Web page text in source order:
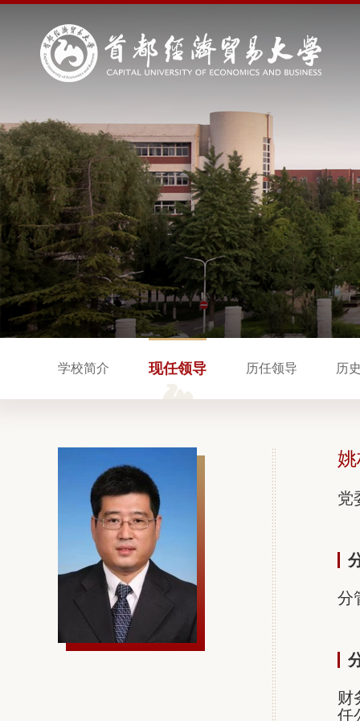
学校简介 现任领导 历任领导 历
党
分
财
任